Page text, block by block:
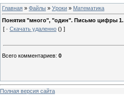
Главная » Файлы » Уроки » Математика
Понятия "много", "один". Письмо цифры 1.
[ · Скачать удаленно () ]
Всего комментариев: 0
Полная версия сайта